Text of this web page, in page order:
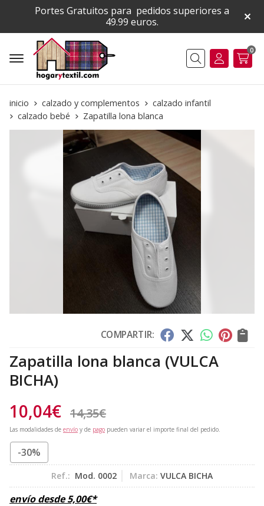
Portes Gratuitos para pedidos superiores a
49.99 euros.
Buscar
0
inicio calzado y complementos
calzado infantil
calzado bebé
Zapatilla lona blanca
COMPARTIR:
Zapatilla lona blanca (VULCA
BICHA)
10,04€ 14,35€
Las modalidades de envío y de pago pueden variar el importe final del pedido.
-30%
Ref.: Mod. 0002 Marca: VULCA BICHA
envío desde5,00€*